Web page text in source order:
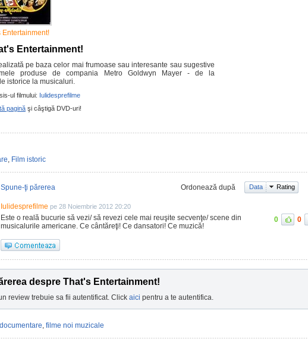
Entertainment!
Entertainment!
pe baza celor mai frumoase sau interesante sau sugestive
produse de compania Metro Goldwyn Mayer - de la
istorice la musicaluri.
ul filmului: Iulidesprefilme
pagină şi câştigă DVD-uri!
, Film istoric
Spune-ţi părerea Ordonează după Data Rating
Iulidesprefilme pe 28 Noiembrie 2012 20:20
Este o reală bucurie să vezi/ să revezi cele mai reuşite secvenţe/ scene din
musicalurile americane. Ce cântăreţi! Ce dansatori! Ce muzică!
0 0
despre That's Entertainment!
review trebuie sa fii autentificat. Click aici pentru a te autentifica.
, filme noi muzicale